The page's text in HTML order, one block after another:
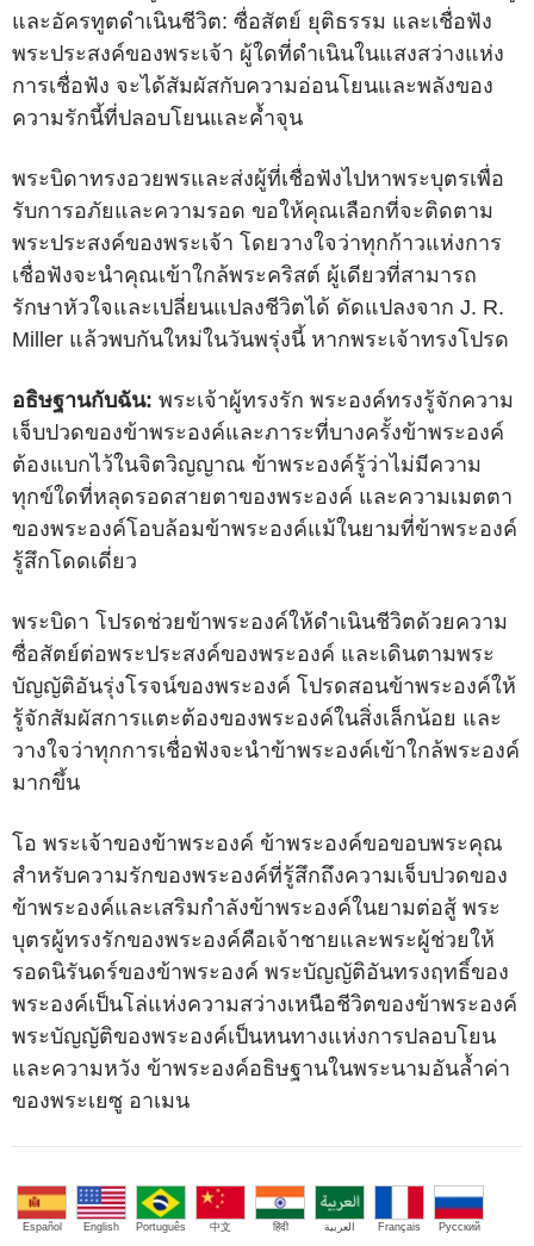
และอัครทูตดำเนินชีวิต: ซื่อสัตย์ ยุติธรรม และเชื่อฟัง
พระประสงค์ของพระเจ้า ผู้ใดที่ดำเนินในแสงสว่างแห่ง
การเชื่อฟัง จะได้สัมผัสกับความอ่อนโยนและพลังของ
ความรักนี้ที่ปลอบโยนและค้ำจุน
พระบิดาทรงอวยพรและส่งผู้ที่เชื่อฟังไปหาพระบุตรเพื่อ
รับการอภัยและความรอด ขอให้คุณเลือกที่จะติดตาม
พระประสงค์ของพระเจ้า โดยวางใจว่าทุกก้าวแห่งการ
เชื่อฟังจะนำคุณเข้าใกล้พระคริสต์ ผู้เดียวที่สามารถ
รักษาหัวใจและเปลี่ยนแปลงชีวิตได้ ดัดแปลงจาก J. R.
Miller แล้วพบกันใหม่ในวันพรุ่งนี้ หากพระเจ้าทรงโปรด
อธิษฐานกับฉัน: พระเจ้าผู้ทรงรัก พระองค์ทรงรู้จักความ
เจ็บปวดของข้าพระองค์และภาระที่บางครั้งข้าพระองค์
ต้องแบกไว้ในจิตวิญญาณ ข้าพระองค์รู้ว่าไม่มีความ
ทุกข์ใดที่หลุดรอดสายตาของพระองค์ และความเมตตา
ของพระองค์โอบล้อมข้าพระองค์แม้ในยามที่ข้าพระองค์
รู้สึกโดดเดี่ยว
พระบิดา โปรดช่วยข้าพระองค์ให้ดำเนินชีวิตด้วยความ
ซื่อสัตย์ต่อพระประสงค์ของพระองค์ และเดินตามพระ
บัญญัติอันรุ่งโรจน์ของพระองค์ โปรดสอนข้าพระองค์ให้
รู้จักสัมผัสการแตะต้องของพระองค์ในสิ่งเล็กน้อย และ
วางใจว่าทุกการเชื่อฟังจะนำข้าพระองค์เข้าใกล้พระองค์
มากขึ้น
โอ พระเจ้าของข้าพระองค์ ข้าพระองค์ขอขอบพระคุณ
สำหรับความรักของพระองค์ที่รู้สึกถึงความเจ็บปวดของ
ข้าพระองค์และเสริมกำลังข้าพระองค์ในยามต่อสู้ พระ
บุตรผู้ทรงรักของพระองค์คือเจ้าชายและพระผู้ช่วยให้
รอดนิรันดร์ของข้าพระองค์ พระบัญญัติอันทรงฤทธิ์ของ
พระองค์เป็นโล่แห่งความสว่างเหนือชีวิตของข้าพระองค์
พระบัญญัติของพระองค์เป็นหนทางแห่งการปลอบโยน
และความหวัง ข้าพระองค์อธิษฐานในพระนามอันล้ำค่า
ของพระเยซู อาเมน
Español English Português 中文 हिंदी العربية Français Русский